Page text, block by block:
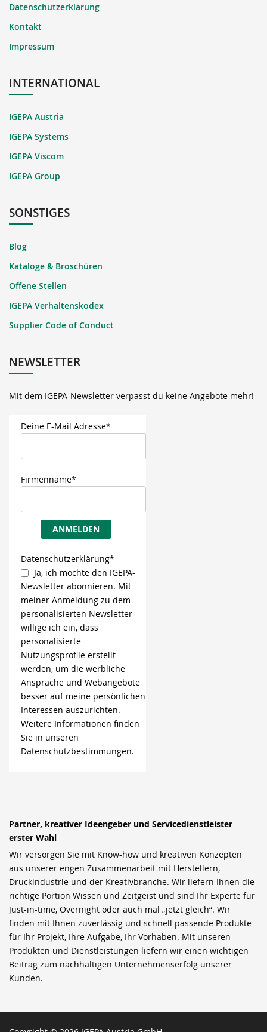
Datenschutzerklärung
Kontakt
Impressum
INTERNATIONAL
IGEPA Austria
IGEPA Systems
IGEPA Viscom
IGEPA Group
SONSTIGES
Blog
Kataloge & Broschüren
Offene Stellen
IGEPA Verhaltenskodex
Supplier Code of Conduct
NEWSLETTER
Mit dem IGEPA-Newsletter verpasst du keine Angebote mehr!
Deine E-Mail Adresse*
Firmenname*
ANMELDEN
Datenschutzerklärung*
Ja, ich möchte den IGEPA-
Newsletter abonnieren. Mit
meiner Anmeldung zu dem
personalisierten Newsletter
willige ich ein, dass
personalisierte
Nutzungsprofile erstellt
werden, um die werbliche
Ansprache und Webangebote
besser auf meine persönlichen
Interessen auszurichten.
Weitere Informationen finden
Sie in unseren
Datenschutzbestimmungen.
Partner, kreativer Ideengeber und Servicedienstleister
erster Wahl
Wir versorgen Sie mit Know-how und kreativen Konzepten
aus unserer engen Zusammenarbeit mit Herstellern,
Druckindustrie und der Kreativbranche. Wir liefern Ihnen die
richtige Portion Wissen und Zeitgeist und sind Ihr Experte für
Just-in-time, Overnight oder auch mal „jetzt gleich“. Wir
finden mit Ihnen zuverlässig und schnell passende Produkte
für Ihr Projekt, Ihre Aufgabe, Ihr Vorhaben. Mit unseren
Produkten und Dienstleistungen liefern wir einen wichtigen
Beitrag zum nachhaltigen Unternehmenserfolg unserer
Kunden.